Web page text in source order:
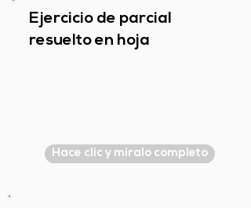
Ejercicio de parcial
resuelto en hoja
Hace clic y miralo completo